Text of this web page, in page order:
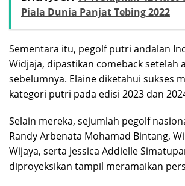
Piala Dunia Panjat Tebing 2022
Sementara itu, pegolf putri andalan
Widjaja, dipastikan comeback setelah
sebelumnya. Elaine diketahui sukses
kategori putri pada edisi 2023 dan
Selain mereka, sejumlah pegolf
Randy Arbenata Mohamad Bintang,
Wijaya, serta Jessica Addielle
diproyeksikan tampil meramaikan